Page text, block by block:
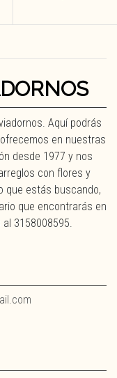
Aquí podrás
en nuestras
desde 1977 y nos
con flores y
que estás buscando,
que encontrarás en
3158008595.